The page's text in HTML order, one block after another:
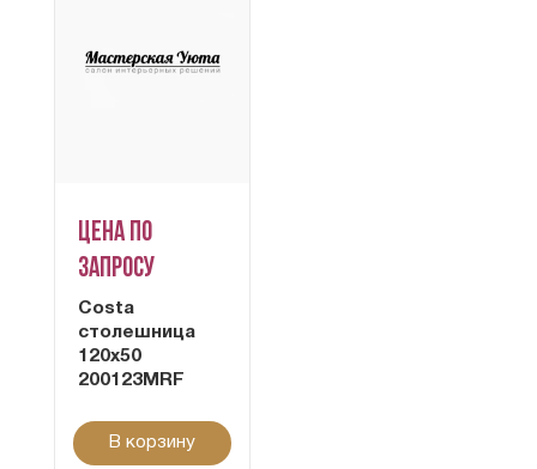
Цена по
запросу
Costa
столешница
120х50
200123MRF
В корзину